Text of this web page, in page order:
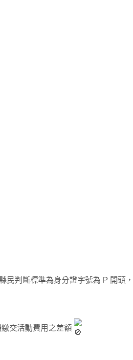
判斷標準為身分證字號為 P 開頭，
交活動費用之差額